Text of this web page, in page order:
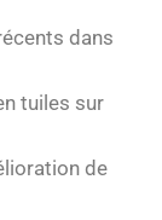
dans
tuiles sur
de